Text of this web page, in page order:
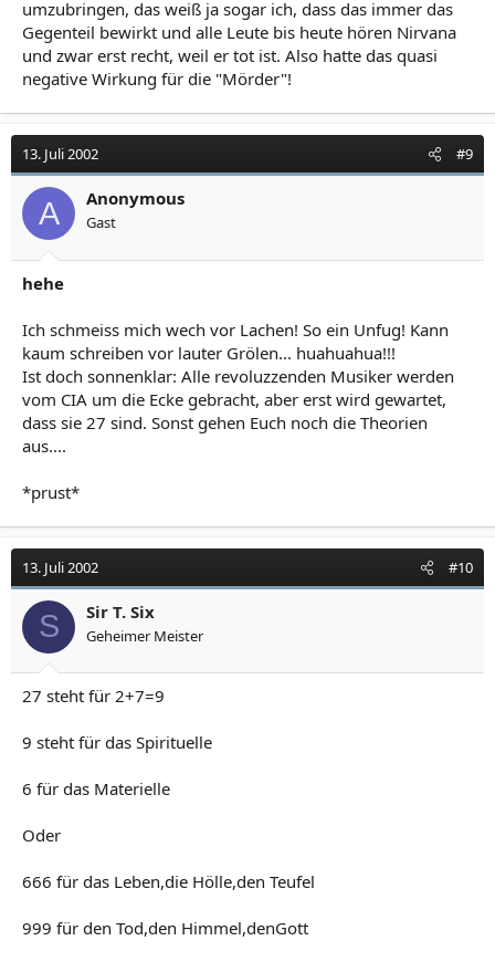
umzubringen, das weiß ja sogar ich, dass das immer das
Gegenteil bewirkt und alle Leute bis heute hören Nirvana
und zwar erst recht, weil er tot ist. Also hatte das quasi
negative Wirkung für die "Mörder"!
13. Juli 2002 #9
A Anonymous
Gast
hehe
Ich schmeiss mich wech vor Lachen! So ein Unfug! Kann
kaum schreiben vor lauter Grölen... huahuahua!!!
Ist doch sonnenklar: Alle revoluzzenden Musiker werden
vom CIA um die Ecke gebracht, aber erst wird gewartet,
dass sie 27 sind. Sonst gehen Euch noch die Theorien
aus....
*prust*
13. Juli 2002 #10
S Sir T. Six
Geheimer Meister
27 steht für 2+7=9
9 steht für das Spirituelle
6 für das Materielle
Oder
666 für das Leben,die Hölle,den Teufel
999 für den Tod,den Himmel,denGott